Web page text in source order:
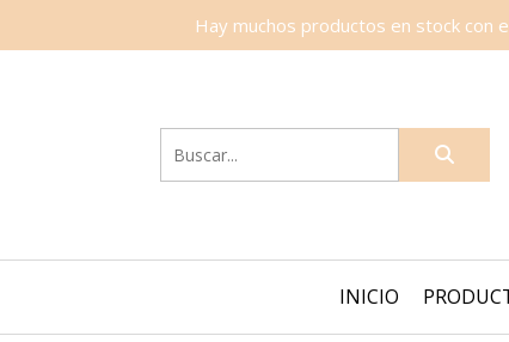
Hay muchos productos en stock con
INICIO